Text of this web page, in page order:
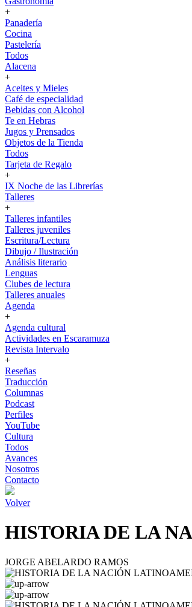
+
Panadería
Cocina
Pastelería
Todos
Alacena
+
Aceites y Mieles
Café de especialidad
Bebidas con Alcohol
Te en Hebras
Jugos y Prensados
Objetos de la Tienda
Todos
Tarjeta de Regalo
+
IX Noche de las Librerías
Talleres
+
Talleres infantiles
Talleres juveniles
Escritura/Lectura
Dibujo / Ilustración
Análisis literario
Lenguas
Clubes de lectura
Talleres anuales
Agenda
+
Agenda cultural
Actividades en Escaramuza
Revista Intervalo
+
Reseñas
Traducción
Columnas
Podcast
Perfiles
YouTube
Cultura
Todos
Avances
Nosotros
Contacto
Volver
HISTORIA DE LA
JORGE ABELARDO RAMOS